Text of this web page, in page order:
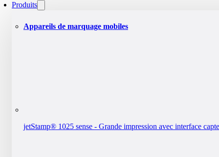
Produits
Appareils de marquage mobiles
jetStamp® 1025 sense - Grande impression avec interface